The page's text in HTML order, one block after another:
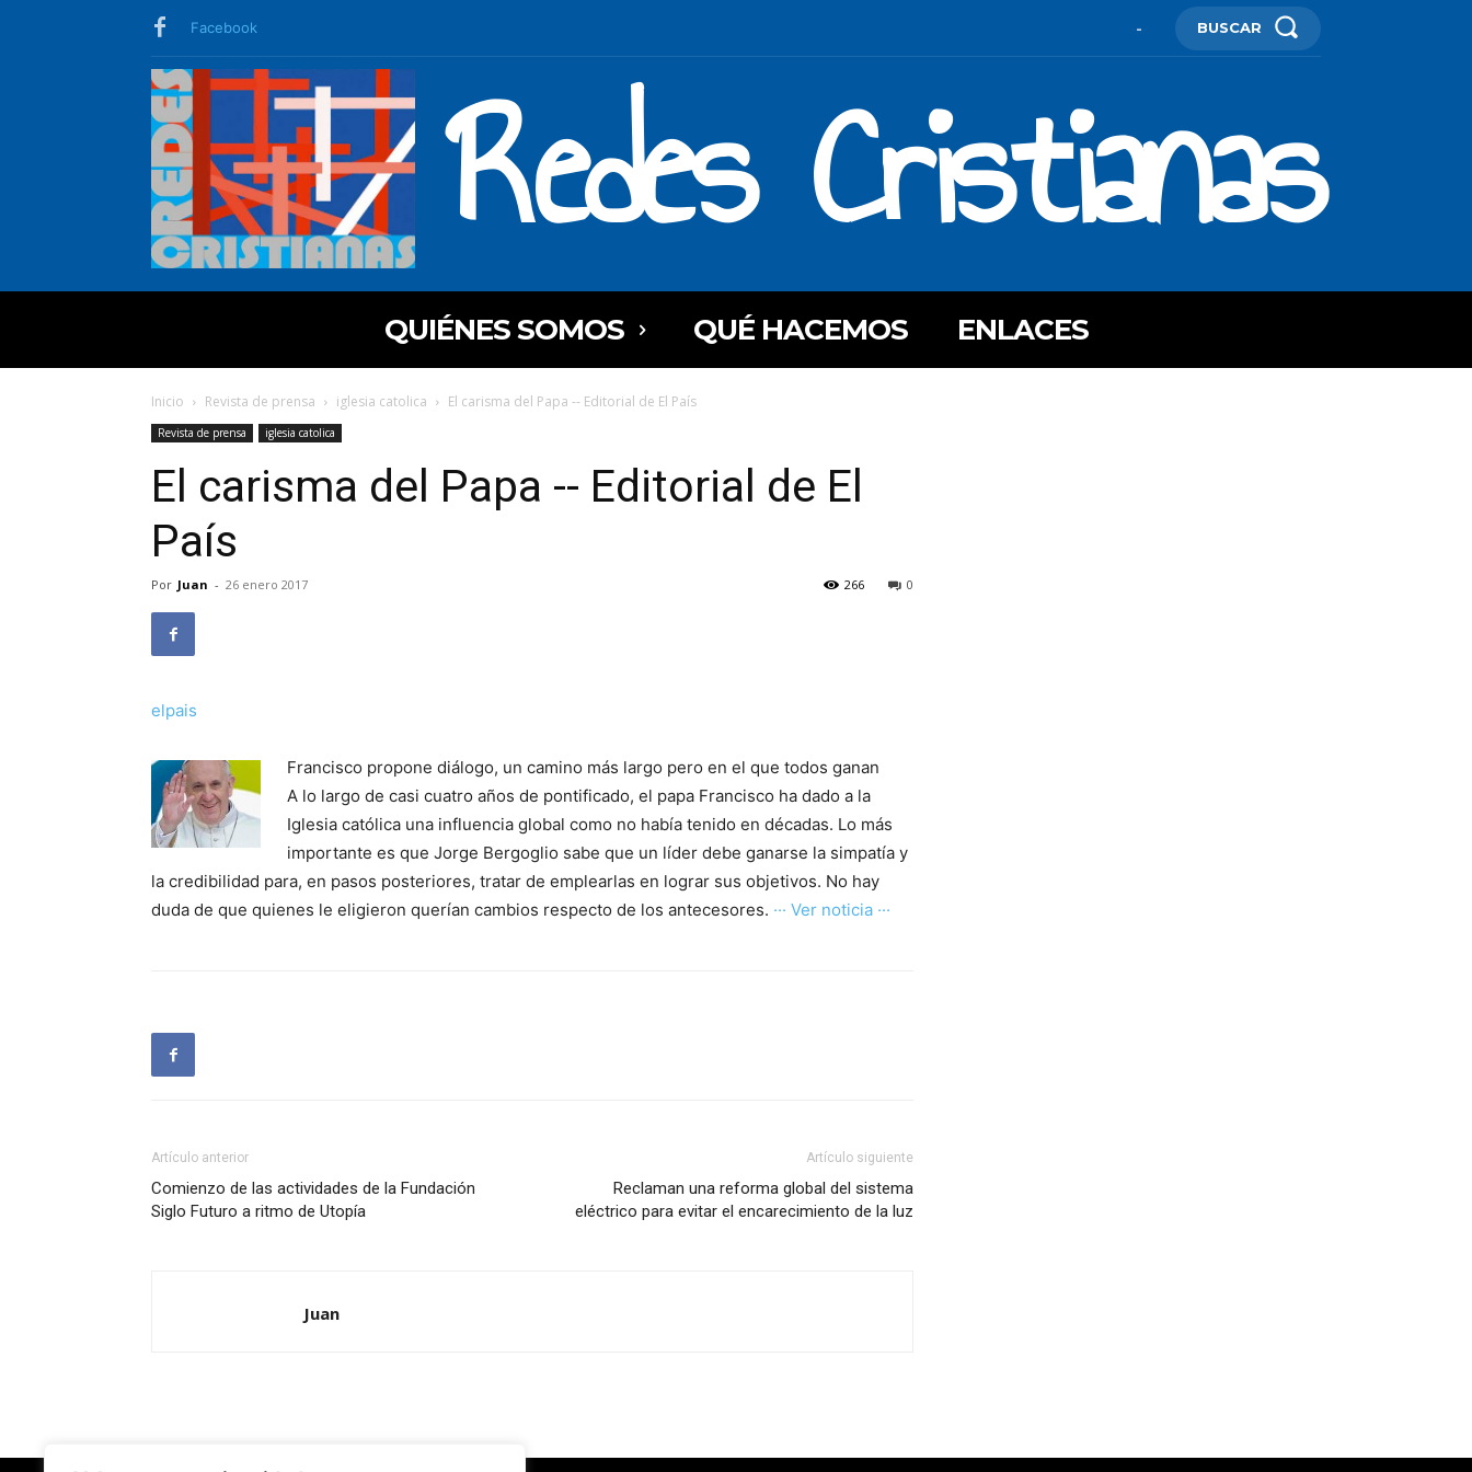
Facebook - BUSCAR
Redes Cristianas
QUIÉNES SOMOS QUÉ HACEMOS ENLACES
Inicio Revista de prensa iglesia catolica El carisma del Papa -- Editorial de El País
Revista de prensa iglesia catolica
El carisma del Papa -- Editorial de El
País
Por Juan - 26 enero 2017 0
266
elpais
Francisco propone diálogo, un camino más largo pero en el que todos ganan
A lo largo de casi cuatro años de pontificado, el papa Francisco ha dado a la
Iglesia católica una influencia global como no había tenido en décadas. Lo más
importante es que Jorge Bergoglio sabe que un líder debe ganarse la simpatía y
la credibilidad para, en pasos posteriores, tratar de emplearlas en lograr sus objetivos. No hay
duda de que quienes le eligieron querían cambios respecto de los antecesores. ··· Ver noticia ···
Artículo anterior
Comienzo de las actividades de la Fundación
Siglo Futuro a ritmo de Utopía
Artículo siguiente
Reclaman una reforma global del sistema
eléctrico para evitar el encarecimiento de la luz
Juan